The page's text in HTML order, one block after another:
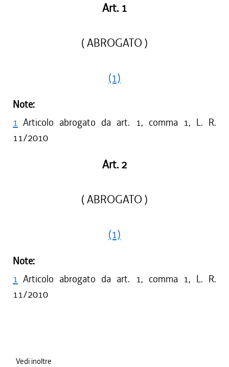
Art. 1
( ABROGATO )
(1)
Note:
1 Articolo abrogato da art. 1, comma 1, L. R.
11/2010
Art. 2
( ABROGATO )
(1)
Note:
1 Articolo abrogato da art. 1, comma 1, L. R.
11/2010
Vedi inoltre